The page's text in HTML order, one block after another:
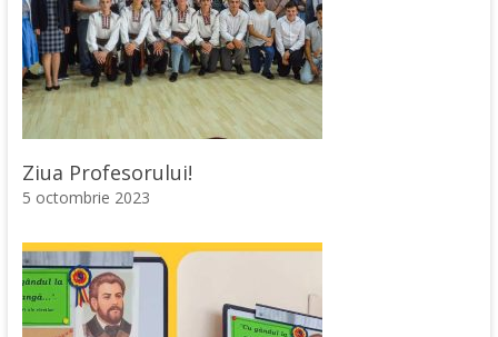
Ziua Profesorului!
5 octombrie 2023